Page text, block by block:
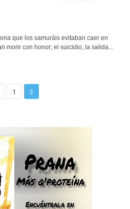
que los samuráis evitaban caer en
morir con honor; el suicidio, la salida...
1 2